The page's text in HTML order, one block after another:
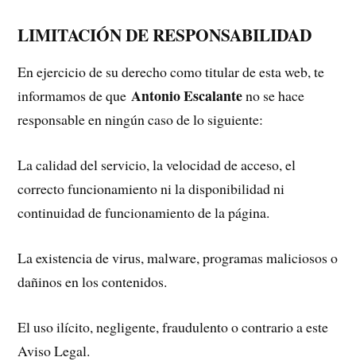
LIMITACIÓN DE RESPONSABILIDAD
En ejercicio de su derecho como titular de esta web, te
informamos de queAntonio Escalanteno se hace
responsable en ningún caso de lo siguiente:
La calidad del servicio, la velocidad de acceso, el
correcto funcionamiento ni la disponibilidad ni
continuidad de funcionamiento de la página.
La existencia de virus, malware, programas maliciosos o
dañinos en los contenidos.
El uso ilícito, negligente, fraudulento o contrario a este
Aviso Legal.